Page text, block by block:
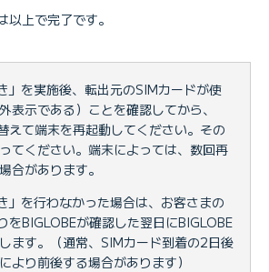
以上で完了です。
」を実施後、転出元のSIMカードが使
表示である）ことを確認してから、
えて端末を再起動してください。その
てください。端末によっては、数回再
合があります。
」を行わなかった場合は、お客さまの
をBIGLOBEが確認した翌日にBIGLOBE
ます。（通常、SIMカード到着の2日後
より前後する場合があります）